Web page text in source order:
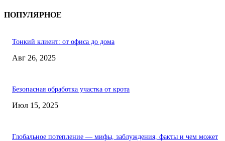
ПОПУЛЯРНОЕ
Тонкий клиент: от офиса до дома
Авг 26, 2025
Безопасная обработка участка от крота
Июл 15, 2025
Глобальное потепление — мифы, заблуждения, факты и чем может